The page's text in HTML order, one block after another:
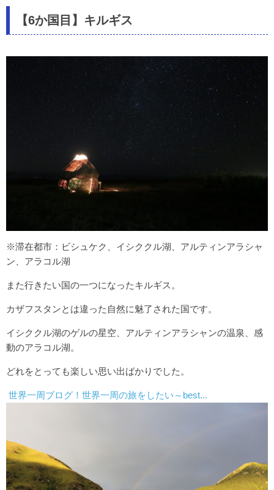
【6か国目】キルギス
※滞在都市：ビシュケク、イシククル湖、アルティンアラシャ
ン、アラコル湖
また行きたい国の一つになったキルギス。
カザフスタンとは違った自然に魅了された国です。
イシククル湖のゲルの星空、アルティンアラシャンの温泉、感
動のアラコル湖。
どれをとっても楽しい思い出ばかりでした。
世界一周ブログ！世界一周の旅をしたい～best...